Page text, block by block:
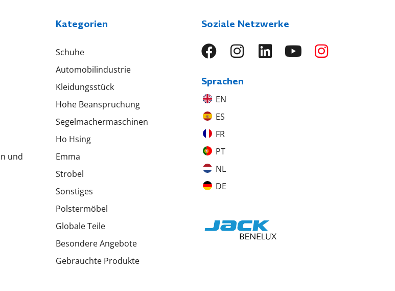
und
Kategorien
Schuhe
Automobilindustrie
Kleidungsstück
Hohe Beanspruchung
Segelmachermaschinen
Ho Hsing
Emma
Strobel
Sonstiges
Polstermöbel
Globale Teile
Besondere Angebote
Gebrauchte Produkte
Soziale Netzwerke
Sprachen
EN
ES
FR
PT
NL
DE